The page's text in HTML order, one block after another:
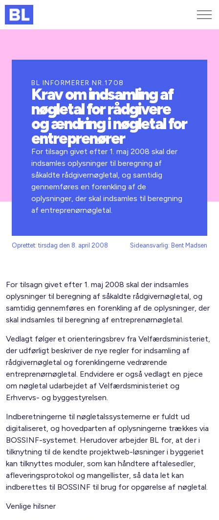
Kurser og arrangementer
Jobportalen
BL INFORMERER NR.1708
Krav om indsamling af
nøgletal for rådgivere
og ændring i nøgletal for
entreprenører
For tilsagn givet efter 1. maj 2008 skal der
indsamles oplysninger til beregning af
såkaldte rådgivernøgletal, og samtidig
gennemføres en forenkling af de
oplysninger, der skal indsamles til beregning
af entreprenørnøgletal.
Oprettet: tirsdag den 8. april 2008 Sideansvarlig: Bent Madsen
For tilsagn givet efter 1. maj 2008 skal der indsamles
oplysninger til beregning af såkaldte rådgivernøgletal, og
samtidig gennemføres en forenkling af de oplysninger, der
skal indsamles til beregning af entreprenørnøgletal.
Vedlagt følger et orienteringsbrev fra Velfærdsministeriet,
der udførligt beskriver de nye regler for indsamling af
rådgivernøgletal og forenklingerne vedrørende
entreprenørnøgletal. Endvidere er også vedlagt en pjece
om nøgletal udarbejdet af Velfærdsministeriet og
Erhvervs- og byggestyrelsen.
Indberetningerne til nøgletalssystemerne er fuldt ud
digitaliseret, og hovedparten af oplysningerne trækkes via
BOSSINF-systemet. Herudover arbejder BL for, at der i
tilknytning til de kendte projektweb-løsninger i byggeriet
kan tilknyttes moduler, som kan håndtere aftalesedler,
afleveringsprotokol og mangellister, så data let kan
indberettes til BOSSINF til brug for opgørelse af nøgletal.
Venlige hilsner